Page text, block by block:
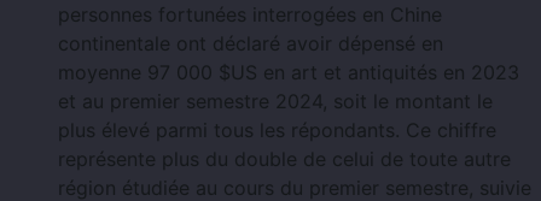
personnes fortunées interrogées en Chine
continentale ont déclaré avoir dépensé en
moyenne 97 000 $US en art et antiquités en 2023
et au premier semestre 2024, soit le montant le
plus élevé parmi tous les répondants. Ce chiffre
représente plus du double de celui de toute autre
région étudiée au cours du premier semestre, suivie